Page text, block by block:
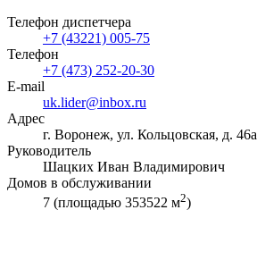
Телефон диспетчера
+7 (43221) 005-75
Телефон
+7 (473) 252-20-30
E-mail
uk.lider@inbox.ru
Адрес
г. Воронеж, ул. Кольцовская, д. 46а
Руководитель
Шацких Иван Владимирович
Домов в обслуживании
7 (площадью 353522 м2)